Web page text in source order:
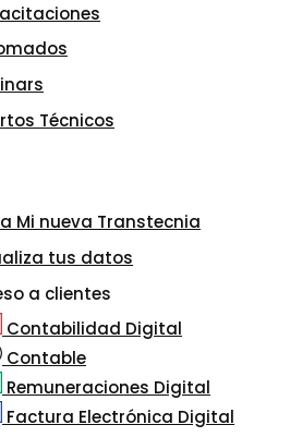
Técnicos
Mi nueva Transtecnia
tus datos
a clientes
Contabilidad Digital
Contable
Remuneraciones Digital
Factura Electrónica Digital